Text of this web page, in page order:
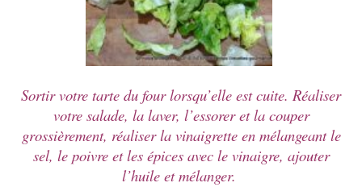
Sortir votre tarte du four lorsqu’elle est cuite. Réaliser
votre salade, la laver, l’essorer et la couper
grossièrement, réaliser la vinaigrette en mélangeant le
sel, le poivre et les épices avec le vinaigre, ajouter
l’huile et mélanger.